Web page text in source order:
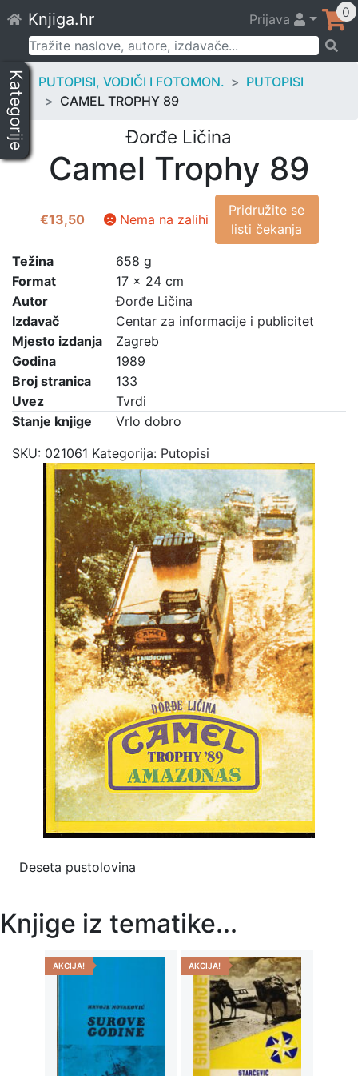
to
content
Knjiga.hr Prijava 0
Pretraži:
Kategorije PUTOPISI, VODIČI I FOTOMON.
PUTOPISI
CAMEL TROPHY 89
Đorđe Ličina
Camel Trophy 89
€13,50 Nema na zalihi
Pridružite se
listi čekanja
Težina
658 g
Format
17 × 24 cm
Autor
Đorđe Ličina
Izdavač
Centar za informacije i publicitet
Mjesto izdanja
Zagreb
Godina
1989
Broj stranica
133
Uvez
Tvrdi
Stanje knjige
Vrlo dobro
SKU: 021061 Kategorija: Putopisi
Deseta pustolovina
Knjige iz tematike...
AKCIJA! AKCIJA!